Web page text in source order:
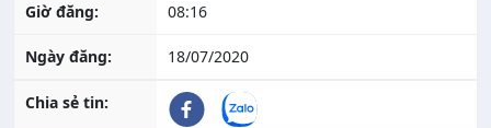
Giờ đăng: 08:16
Ngày đăng: 18/07/2020
Chia sẻ tin: